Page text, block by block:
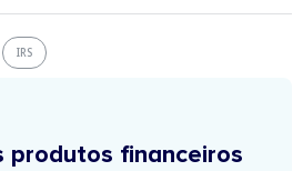
IRS
produtos financeiros